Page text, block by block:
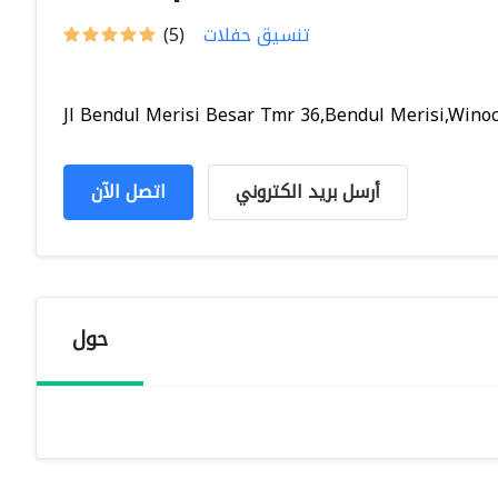
(5) تنسيق حفلات
Jl Bendul Merisi Besar Tmr 36,Bendul
اتصل الآن أرسل بريد الكتروني
حول